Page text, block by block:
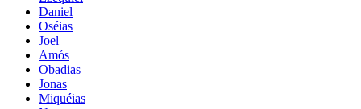
Daniel
Oséias
Joel
Amós
Obadias
Jonas
Miquéias